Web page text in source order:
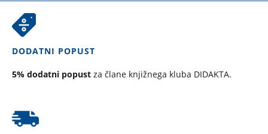
DODATNI POPUST
5% dodatni popust za člane knjižnega kluba DIDAKTA.